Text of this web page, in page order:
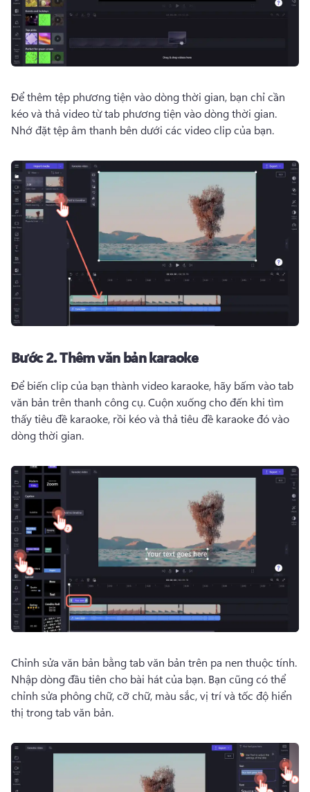
Để thêm tệp phương tiện vào dòng thời gian, bạn chỉ cần
Nhớ đặt tệp âm thanh bên dưới các video clip của bạn.
Bước 2.Thêm văn bản karaoke
Để biến clip của bạn thành video karaoke, hãy bấm vào tab
văn bản trên thanh công cụ. Cuộn xuống cho đến khi tìm
thấy tiêu đề karaoke, rồi kéo và thả tiêu đề karaoke đó vào
dòng thời gian.
Nhập dòng đầu tiên cho bài hát của bạn. Bạn cũng có thể
chỉnh sửa phông chữ, cỡ chữ, màu sắc, vị trí và tốc độ hiển
thị trong tab văn bản.